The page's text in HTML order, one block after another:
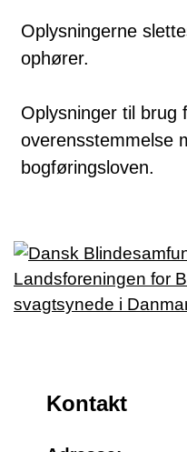
Oplysningerne
ophører.
Oplysninger til brug
overensstemmelse
bogføringsloven.
Kontakt